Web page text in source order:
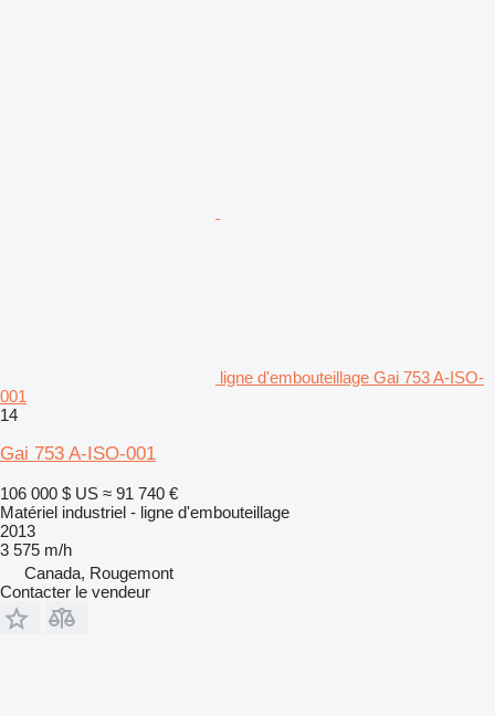
ligne d'embouteillage Gai 753 A-ISO-
001
14
Gai 753 A-ISO-001
106 000 $ US ≈ 91 740 €
Matériel industriel - ligne d'embouteillage
2013
3 575 m/h
Canada, Rougemont
Contacter le vendeur